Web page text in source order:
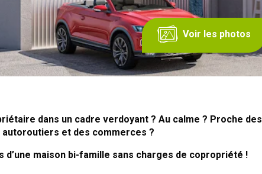
Voir les photos
dans un cadre verdoyant ? Au calme ? Proche des
autoroutiers et des commerces ?
d’une maison bi-famille sans charges de copropriété !